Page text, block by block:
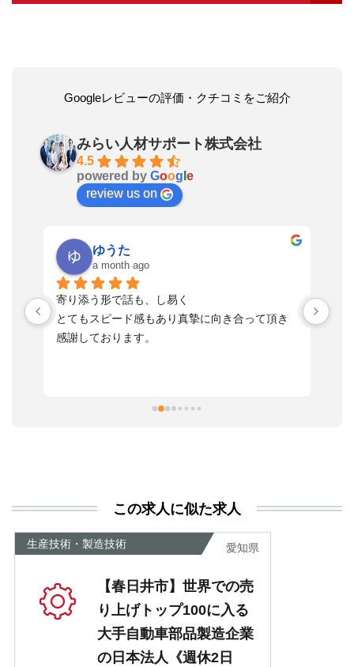
Googleレビューの評価・クチコミをご紹介
みらい人材サポート株式会社
4.5
powered by Goog e
review us on
ゆうた
a month ago
寄り添う形で話も、し易く
とてもスピード感もあり真摯に向き合って頂き
感謝しております。
が
この求人に似た求人
生産技術・製造技術 愛知県
【春日井市】世界での売
り上げトップ100に入る
大手自動車部品製造企業
の日本法人《週休2日